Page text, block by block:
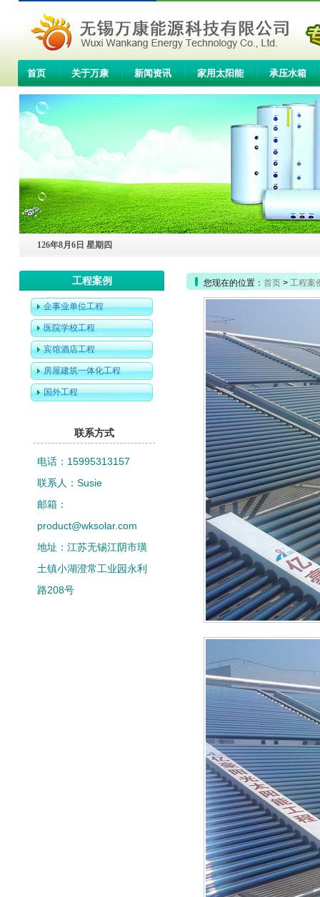
首页 关于万康 新闻资讯 家用太阳能 承压水箱
联系我们
126年8月6日 星期四
工程案例
企事业单位工程
医院学校工程
宾馆酒店工程
房屋建筑一体化工程
国外工程
联系方式
电话：15995313157
联系人：Susie
邮箱：
product@wksolar.com
地址：江苏无锡江阴市璜
土镇小湖澄常工业园永利
路208号
您现在的位置： 首页 > 工程案